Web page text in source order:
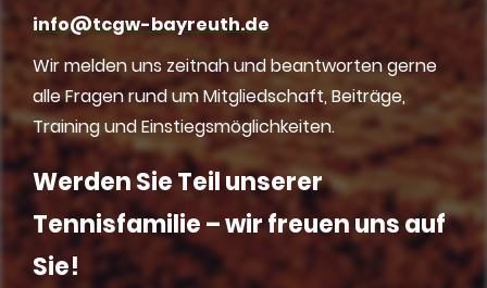
info@tcgw-bayreuth.de
Wir melden uns zeitnah und beantworten gerne
alle Fragen rund um Mitgliedschaft, Beiträge,
Training und Einstiegsmöglichkeiten.
Werden Sie Teil unserer
Tennisfamilie – wir freuen uns auf
Sie!